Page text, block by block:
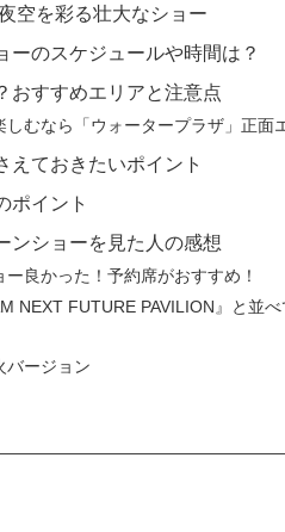
空を彩る壮大なショー
ーのスケジュールや時間は？
おすすめエリアと注意点
しむなら「ウォータープラザ」正面
えておきたいポイント
ポイント
ンショーを見た人の感想
良かった！予約席がおすすめ！
NEXT FUTURE PAVILION』と並
バージョン